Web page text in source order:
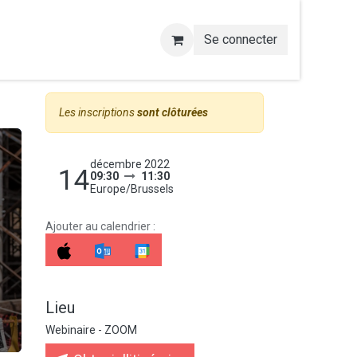
Se connecter
Les inscriptionssont clôturées
14décembre 2022
09:30
11:30
Europe/Brussels
Ajouter au calendrier :
Lieu
Webinaire - ZOOM